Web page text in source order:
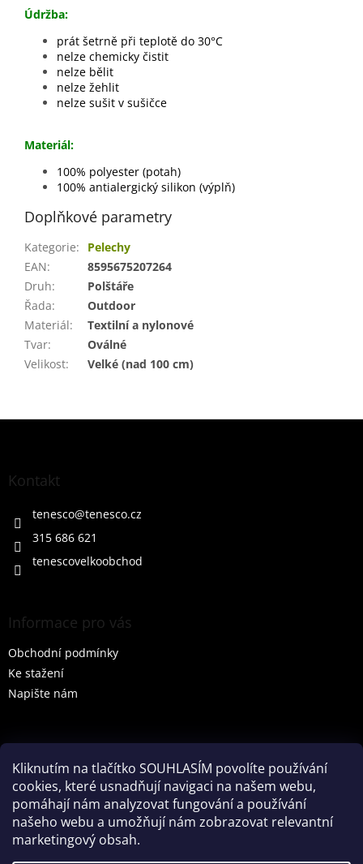
Kliknutím na tlačítko SOUHLASÍM povolíte používání
cookies, které usnadňují navigaci na našem webu,
pomáhají nám analyzovat fungování a používání
našeho webu a umožňují nám zobrazovat relevantní
marketingový obsah.
Údržba:
prát šetrně při teplotě do 30°C
nelze chemicky čistit
nelze bělit
nelze žehlit
nelze sušit v sušičce
Materiál:
100% polyester (potah)
100% antialergický silikon (výplň)
Doplňkové parametry
Kategorie:
Pelechy
EAN:
8595675207264
Druh:
Polštáře
Řada:
Outdoor
Materiál:
Textilní a nylonové
Tvar:
Oválné
Velikost: Velké (nad 100 cm)
Z
Kontakt
tenesco@tenesco.cz
315 686 621
tenescovelkoobchod
Informace pro vás
Obchodní podmínky
Ke stažení
Napište nám
HLEDAT